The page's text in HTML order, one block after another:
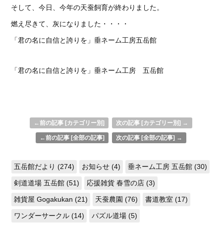
そして、今日、今年の天蚕飼育が終わりました。
燃え尽きて、灰になりました・・・・
「君の名に自信と誇りを」垂ネーム工房五岳館
「君の名に自信と誇りを」垂ネーム工房 五岳館
←前の記事 [カテゴリー別] 次の記事 [カテゴリー別] →
←前の記事 [全部の記事] 次の記事 [全部の記事] →
五岳館だより (274) お知らせ (4) 垂ネーム工房 五岳館 (30)
剣道道場 五岳館 (51) 応援雑貨 春雪の店 (3)
雑貨屋 Gogakukan (21) 天蚕農園 (76) 書道教室 (17)
ワンダーサークル (14) パズル道場 (5)